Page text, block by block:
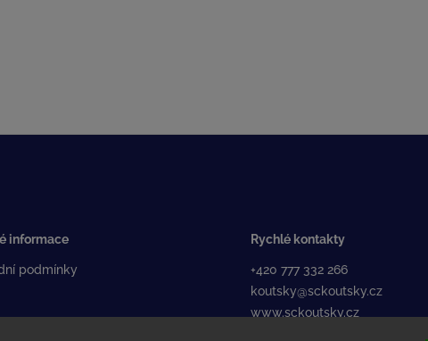
informace
podmínky
Rychlé kontakty
+420 777 332 266
koutsky@sckoutsky.cz
www.sckoutsky.cz